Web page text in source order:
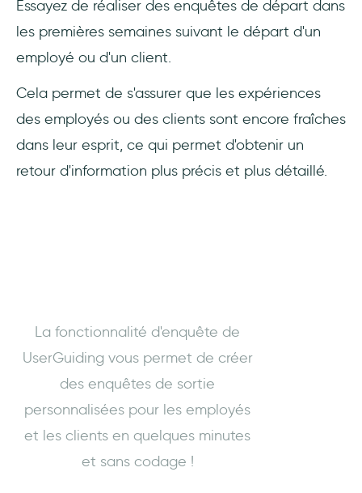
Essayez de réaliser des enquêtes de départ dans
les premières semaines suivant le départ d'un
employé ou d'un client.
Cela permet de s'assurer que les expériences
des employés ou des clients sont encore fraîches
dans leur esprit, ce qui permet d'obtenir un
retour d'information plus précis et plus détaillé.
La fonctionnalité d'enquête de
UserGuiding vous permet de créer
des enquêtes de sortie
personnalisées pour les employés
et les clients en quelques minutes
et sans codage !